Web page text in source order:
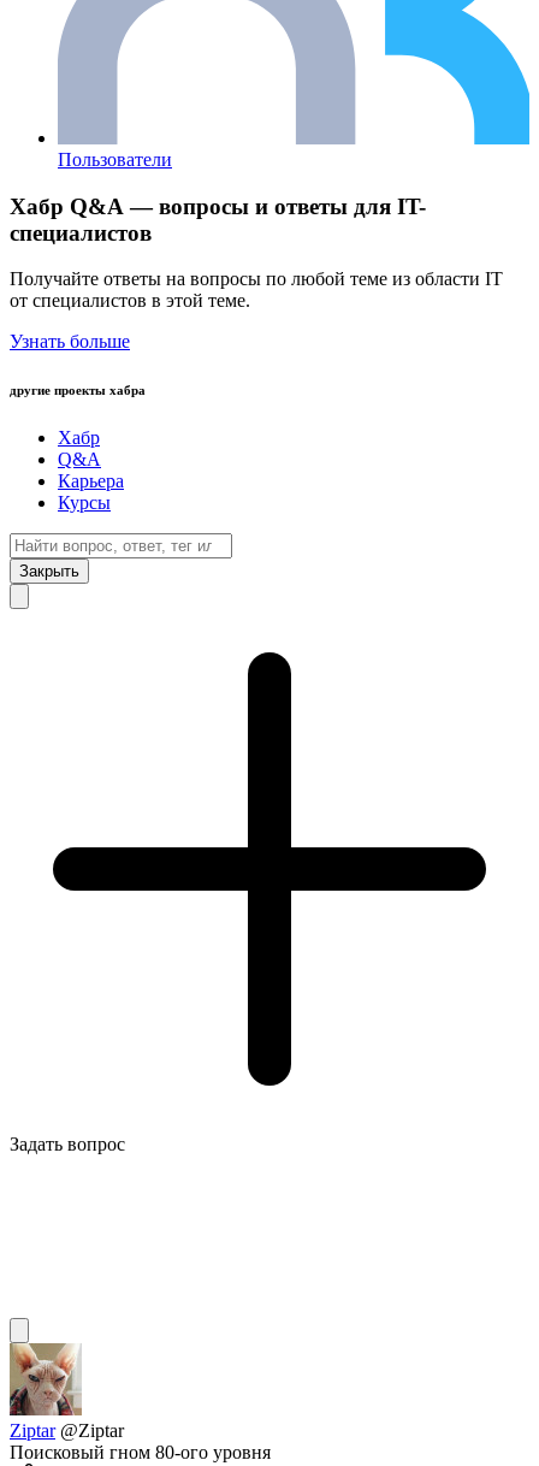
Пользователи
Хабр Q&A — вопросы и ответы для IT-
специалистов
Получайте ответы на вопросы по любой теме из области IT
от специалистов в этой теме.
Узнать больше
другие проекты хабра
Хабр
Q&A
Карьера
Курсы
Закрыть
Задать вопрос
Ziptar @Ziptar
Поисковый гном 80-ого уровня